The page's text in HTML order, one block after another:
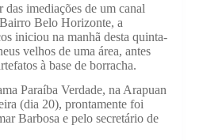
imediações de um canal
Belo Horizonte, a
iniciou na manhã desta quinta-
velhos de uma área, antes
à base de borracha.
Paraíba Verdade, na Arapuan
(dia 20), prontamente foi
Barbosa e pelo secretário de